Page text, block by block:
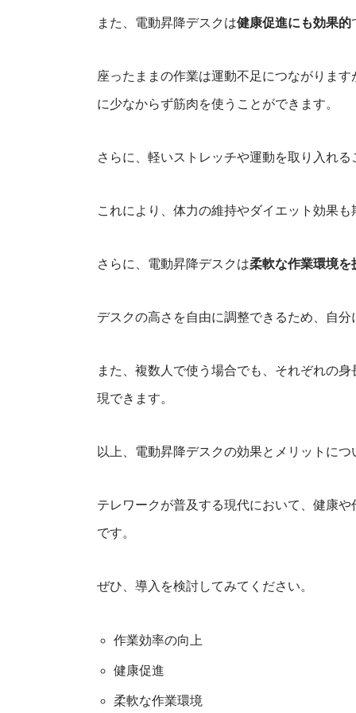
また、電動昇降デスクは健康促進にも効果的
座ったままの作業は運動不足につながりま
に少なからず筋肉を使うことができます。
さらに、軽いストレッチや運動を取り入れ
これにより、体力の維持やダイエット効果も
さらに、電動昇降デスクは柔軟な作業環境を
デスクの高さを自由に調整できるため、自
また、複数人で使う場合でも、それぞれの
現できます。
以上、電動昇降デスクの効果とメリットに
テレワークが普及する現代において、健康
です。
ぜひ、導入を検討してみてください。
作業効率の向上
健康促進
柔軟な作業環境